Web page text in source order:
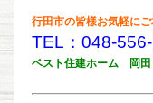
行田市の皆様お気軽にご
TEL：048-
ベスト住建ホーム 岡田